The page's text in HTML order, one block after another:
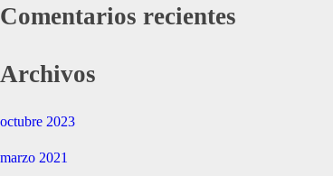
Comentarios recientes
Archivos
octubre 2023
marzo 2021